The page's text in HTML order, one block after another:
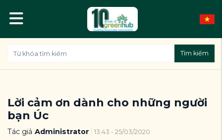
Tìm kiếm
Lời cảm ơn dành cho những người
bạn Úc
Tác giả Administrator 13:43 - 25/03/2020